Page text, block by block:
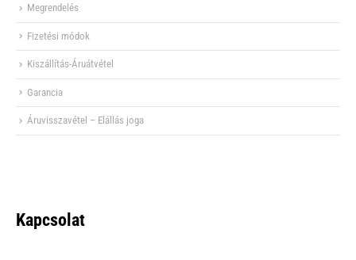
Megrendelés
Fizetési módok
Kiszállítás-Áruátvétel
Garancia
Áruvisszavétel – Elállás joga
Kapcsolat